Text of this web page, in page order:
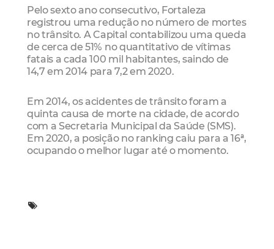
Pelo sexto ano consecutivo, Fortaleza
registrou uma redução no número de mortes
no trânsito. A Capital contabilizou uma queda
de cerca de 51% no quantitativo de vítimas
fatais a cada 100 mil habitantes, saindo de
14,7 em 2014 para 7,2 em 2020.
Em 2014, os acidentes de trânsito foram a
quinta causa de morte na cidade, de acordo
com a Secretaria Municipal da Saúde (SMS).
Em 2020, a posição no ranking caiu para a 16ª,
ocupando o melhor lugar até o momento.